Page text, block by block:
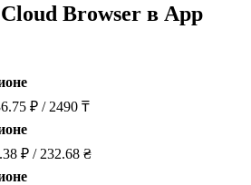
Browser в App
₽ / 2490 ₸
₽ / 232.68 ₴